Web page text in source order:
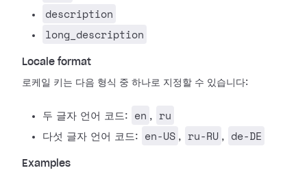
description
long_description
Locale format
로케일 키는 다음 형식 중 하나로 지정할 수 있습니다:
두 글자 언어 코드: en , ru
다섯 글자 언어 코드: en-US , ru-RU , de-DE
Examples